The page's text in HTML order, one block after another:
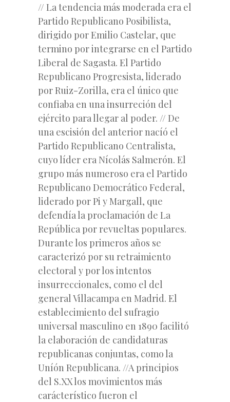
// La tendencia más moderada era el
Partido Republicano Posibilista,
dirigido porEmilio Castelar, que
termino por integrarse en el Partido
Liberal de Sagasta. El Partido
Republicano Progresista, liderado
porRuiz-Zorilla, era el único que
confiaba en una insurreción del
ejército para llegar al poder. // De
una escisión del anterior nacíó el
Partido Republicano Centralista,
cuyo líder era Nícolás Salmerón. El
grupo más numeroso era el Partido
Republicano Democrático Federal,
liderado porPi y Margall, que
defendía la proclamación de La
República por revueltas populares.
Durante los primeros años se
caracterizó por su retraimiento
electoral y por los intentos
insurreccionales, como el del
general Villacampa en Madrid. El
establecimiento del sufragio
universal masculino en 1890 facilitó
la elaboración de candidaturas
republicanas conjuntas, como la
Uníón Republicana. //A principios
del S.XX los movimientos más
carácterístico fueron el